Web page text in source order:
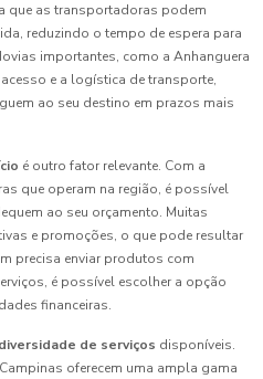
que as transportadoras podem
reduzindo o tempo de espera para
importantes, como a Anhanguera
e a logística de transporte,
ao seu destino em prazos mais
é outro fator relevante. Com a
que operam na região, é possível
ao seu orçamento. Muitas
e promoções, o que pode resultar
precisa enviar produtos com
é possível escolher a opção
financeiras.
diversidade de serviços disponíveis.
oferecem uma ampla gama